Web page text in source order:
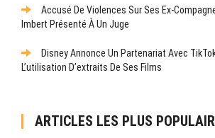
Accusé De Violences Sur Ses Ex-
Imbert Présenté À Un Juge
Disney Annonce Un Partenariat Avec
L’utilisation D’extraits De Ses Films
ARTICLES LES PLUS